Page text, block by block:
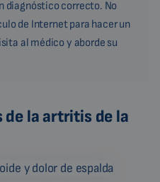
diagnóstico correcto. No
de Internet para hacer un
al médico y aborde su
de la artritis de la